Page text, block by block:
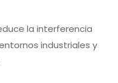
la interferencia
industriales y